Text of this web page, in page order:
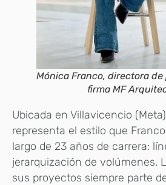
Mónica Franco, directora
firma MF
Ubicada en Villavicencio
representa el estilo que
largo de 23 años de carrera:
jerarquización de volúmenes.
sus proyectos siempre parte